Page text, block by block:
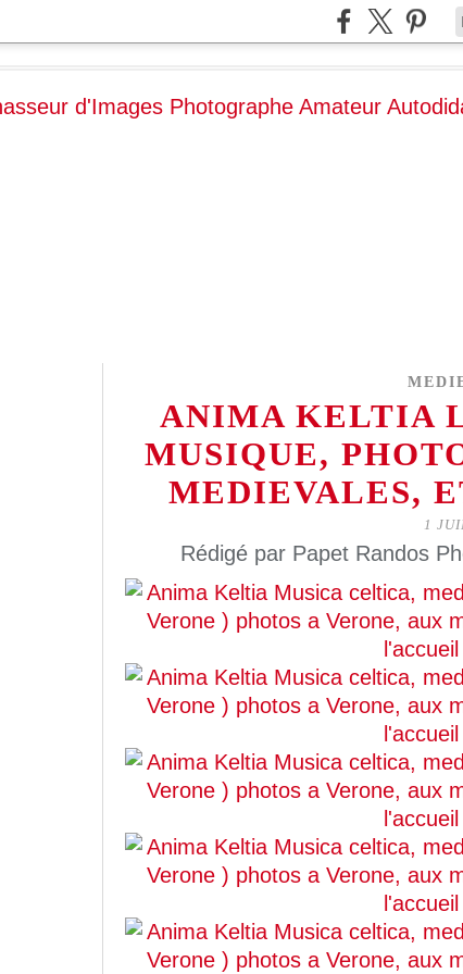
ANIMA KELTIA
MUSIQUE,
MEDIEVALES,
1
Rédigé par Papet Randos